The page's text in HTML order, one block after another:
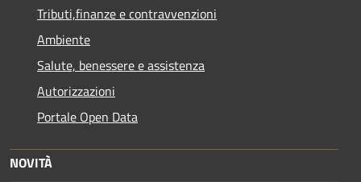
Tributi,finanze e contravvenzioni
Ambiente
Salute, benessere e assistenza
Autorizzazioni
Portale Open Data
NOVITÀ